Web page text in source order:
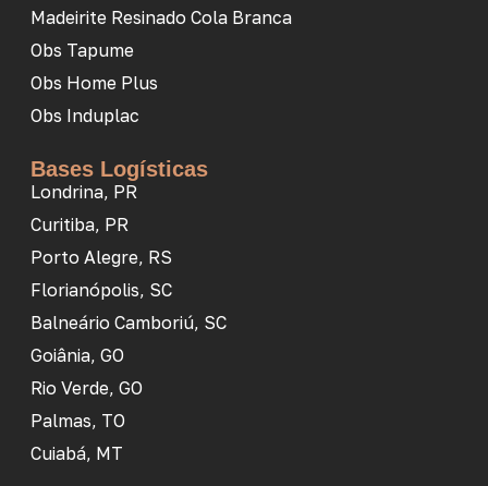
Madeirite Resinado Cola Branca
Obs Tapume
Obs Home Plus
Obs Induplac
Bases Logísticas
Londrina, PR
Curitiba, PR
Porto Alegre, RS
Florianópolis, SC
Balneário Camboriú, SC
Goiânia, GO
Rio Verde, GO
Palmas, TO
Cuiabá, MT